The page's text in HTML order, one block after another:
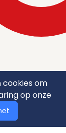
cookies om
op onze